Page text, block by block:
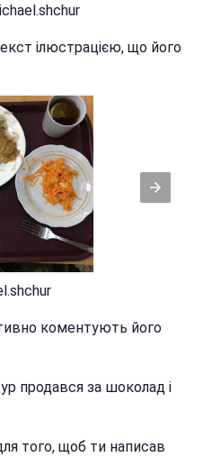
ілюстрацією, що його
коментують його
продався за шоколад і
того, щоб ти написав